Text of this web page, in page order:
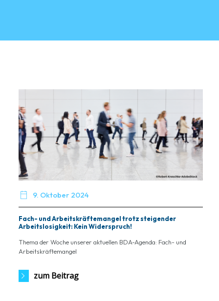
 9. Oktober 2024
Fach- und Arbeitskräftemangel trotz steigender
Arbeitslosigkeit: Kein Widerspruch!
Thema der Woche unserer aktuellen BDA-Agenda: Fach- und
Arbeitskräftemangel
zum Beitrag